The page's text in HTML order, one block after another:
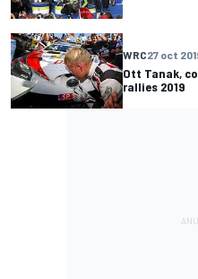
WRC27 oct
Ott Tanak,
rallies 2019